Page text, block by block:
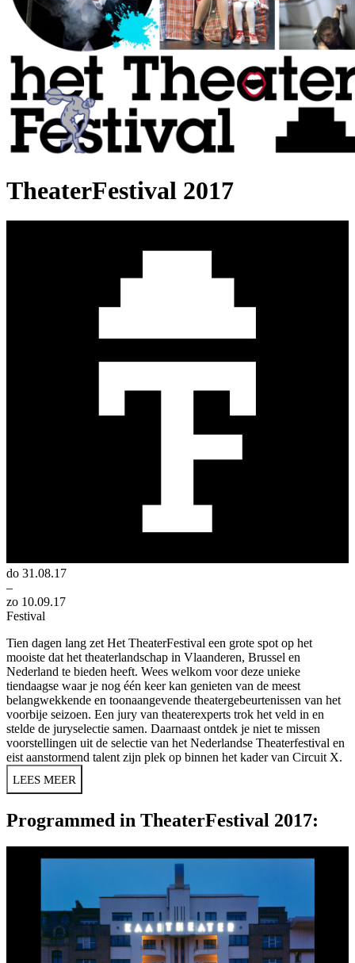
TheaterFestival 2017
do 31.08.17
–
zo 10.09.17
Festival
Tien dagen lang zet Het TheaterFestival een grote spot op het
mooiste dat het theaterlandschap in Vlaanderen, Brussel en
Nederland te bieden heeft. Wees welkom voor deze unieke
tiendaagse waar je nog één keer kan genieten van de meest
belangwekkende en toonaangevende theatergebeurtenissen van het
voorbije seizoen. Een jury van theaterexperts trok het veld in en
stelde de juryselectie samen. Daarnaast ontdek je niet te missen
voorstellingen uit de selectie van het Nederlandse Theaterfestival en
eist aanstormend talent zijn plek op binnen het kader van Circuit X.
LEES MEER
Programmed in TheaterFestival 2017: